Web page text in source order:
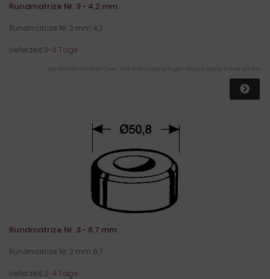
Rundmatrize Nr. 3 - 4,2 mm
Rundmatrize Nr. 3 mm 4,2
Lieferzeit:3-4 Tage
Sie können als Gast (bzw. mit Ihrem derzeitigen Status) keine Preise sehen.
Rundmatrize Nr. 3 - 6,7 mm
Rundmatrize Nr. 3 mm 6,7
Lieferzeit:3-4 Tage